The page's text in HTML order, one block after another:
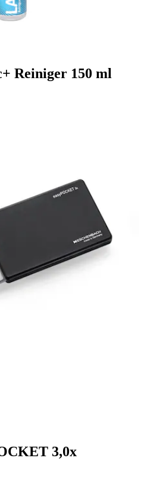
Reiniger 150 ml
3,0x